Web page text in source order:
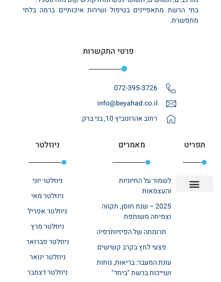
בתי הרשת מתאפיינים בטיפול ושירות איכותיים ברמה בלתי
מתפשרת.
פרטי התקשרות
072-395-3726
info@beyahad.co.il
רחוב אהרונוביץ 10, בני ברק
תפריט מאמרים
לשמור על החיוניות
והעצמאות
2025 – שנת חוסן, תקווה
וצמיחה משותפת
תרומתה של הפיזיותרפיה
פצעי לחץ בקרב קשישים
עונת המעבר: בריאות, נוחות
ושייכות ברשת "ביחד"
ניוזלטר
ניוזלטר יוני
ניוזלטר מאי
ניוזלטר אפריל
ניוזלטר מרץ
ניוזלטר פברואר
ניוזלטר ינואר
ניוזלטר דצמבר